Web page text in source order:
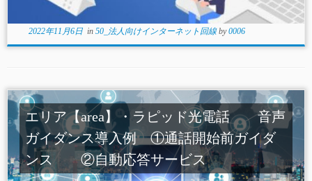
2022年11月6日in 50_法人向けインターネット回線by0006
エリア【area】・ラピッド光電話 音声
ガイダンス導入例 ①通話開始前ガイダ
ンス ②自動応答サービス